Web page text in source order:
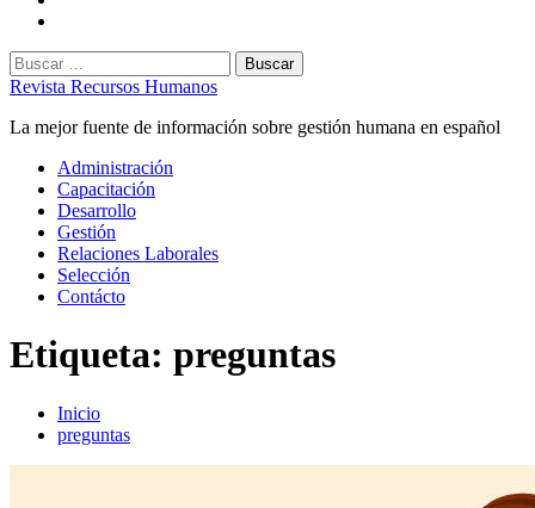
Buscar:
Revista Recursos Humanos
La mejor fuente de información sobre gestión humana en español
Menú
principal
Administración
Capacitación
Desarrollo
Gestión
Relaciones Laborales
Selección
Contácto
Etiqueta: preguntas
Inicio
preguntas